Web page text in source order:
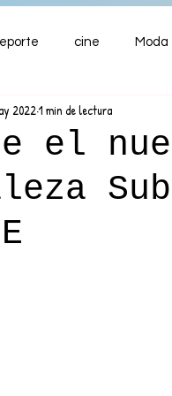
cine Moda
ENTRETENIMIENTO
el
20221 min de lectura